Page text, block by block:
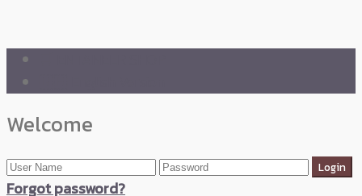
Welcome
Forgot password?